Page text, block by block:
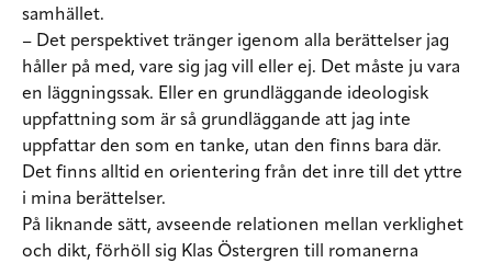
samhället.
– Det perspektivet tränger igenom alla berättelser jag
håller på med, vare sig jag vill eller ej. Det måste ju vara
en läggningssak. Eller en grundläggande ideologisk
uppfattning som är så grundläggande att jag inte
uppfattar den som en tanke, utan den finns bara där.
Det finns alltid en orientering från det inre till det yttre
i mina berättelser.
På liknande sätt, avseende relationen mellan verklighet
och dikt, förhöll sig Klas Östergren till romanerna